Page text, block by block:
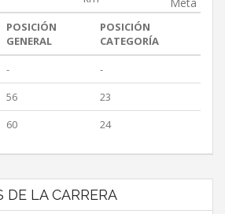
Meta
POSICIÓN
GENERAL
POSICIÓN
CATEGORÍA
-
-
56
23
60 24
DE LA CARRERA